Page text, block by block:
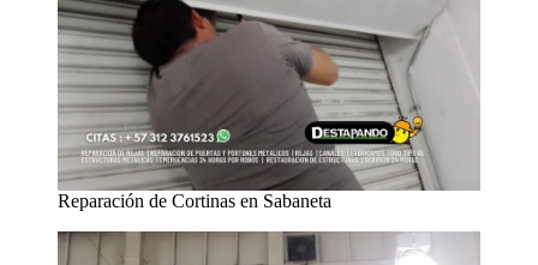
Reparación de Cortinas en Sabaneta